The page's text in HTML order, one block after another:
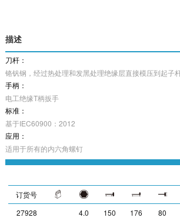
描述
刀杆：
铬钒钢，经过热处理和发黑处理绝缘层直接模压到起子
手柄：
电工绝缘T柄扳手
标准：
基于IEC60900：2012
应用：
适用于所有的内六角螺钉
订货号
27928
4.0 150 176 80